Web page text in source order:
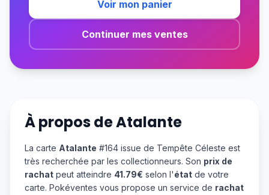
Voir mon panier
Continuer mes ventes
À propos deAtalante
La carte Atalante #164 issue de Tempête Céleste est
très recherchée par les collectionneurs. Son prix de
rachat peut atteindre 41.79€ selon l'état de votre
carte. Pokéventes vous propose un service de rachat